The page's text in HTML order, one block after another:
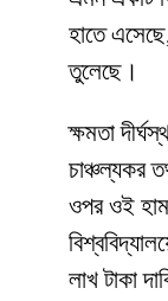
হাতে
তুলেছে।
​ক্ষমতা
চাঞ্চল্যকর
ওপর ওই
লাখ টাকা